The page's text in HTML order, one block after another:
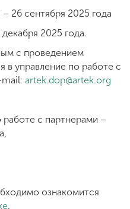
26 сентября 2025 года
2025 года.
с проведением
в управление по работе с
artek.dop@artek.org
работе с партнерами –
ознакомится
.